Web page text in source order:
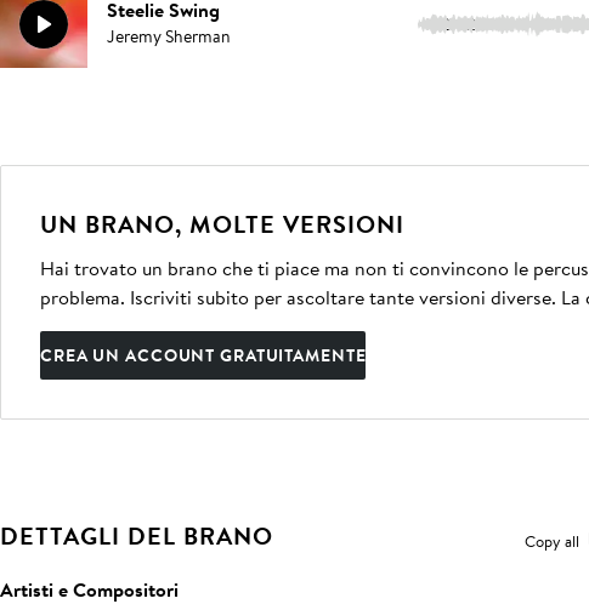
Steelie Swing
Jeremy Sherman 2:02
UN BRANO, MOLTE VERSIONI
Hai trovato un brano che ti piace ma non ti convincono le
problema. Iscriviti subito per ascoltare tante versioni diverse.
CREA UN ACCOUNT GRATUITAMENTE
DETTAGLI DEL BRANO Copy all
Artisti e Compositori